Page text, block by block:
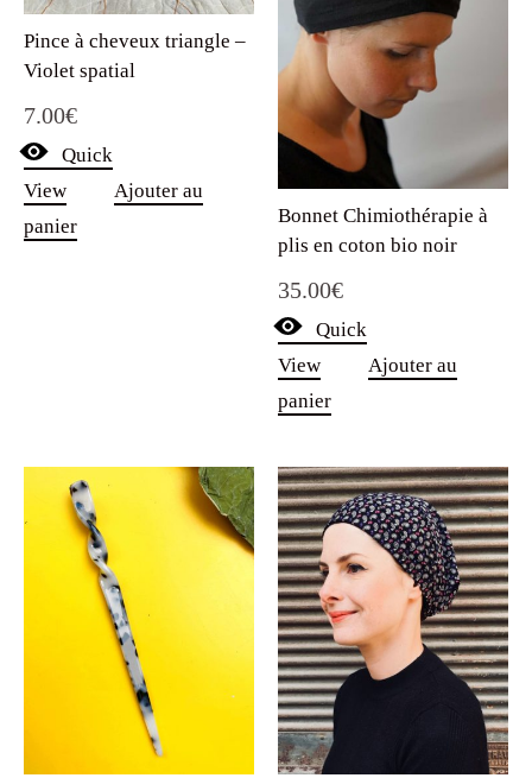
Pince à cheveux triangle –
Violet spatial
7.00€
Quick
View
Ajouter au
panier
Bonnet Chimiothérapie à
plis en coton bio noir
35.00€
Quick
View
Ajouter au
panier